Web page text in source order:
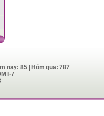
nay: 85 | Hôm qua: 787
7